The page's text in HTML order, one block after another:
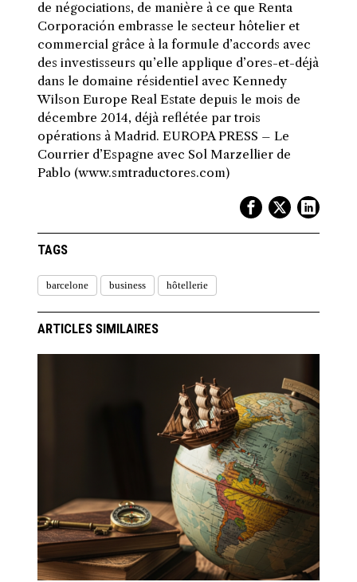
de négociations, de manière à ce que Renta
Corporación embrasse le secteur hôtelier et
commercial grâce à la formule d’accords avec
des investisseurs qu’elle applique d’ores-et-déjà
dans le domaine résidentiel avec Kennedy
Wilson Europe Real Estate depuis le mois de
décembre 2014, déjà reflétée par trois
opérations à Madrid. EUROPA PRESS – Le
Courrier d’Espagne avec Sol Marzellier de
Pablo (www.smtraductores.com)
TAGS
barcelone business hôtellerie
ARTICLES SIMILAIRES